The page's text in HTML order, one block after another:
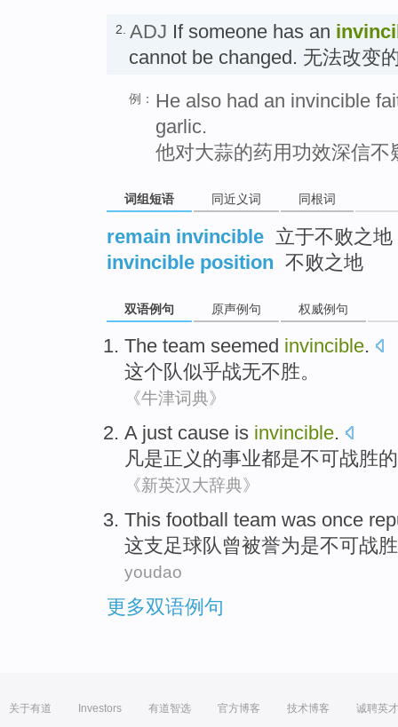
2. ADJ If someone has an
cannot be changed. 无法改变
例： He also had an invincible
garlic.
他对大蒜的药用功效深信不
词组短语 同近义词 同根词
remain invincible 立于不败之地
invincible position 不败之地
双语例句 原声例句 权威例句
The team seemed invincible.
这个 队似乎战无不胜。
《牛津词典》
A just cause is invincible.
凡是正义的事业都是不可战胜
《新英汉大辞典》
This football team was once
这支足球队 曾被誉为是不可战胜
youdao
更多双语例句
关于有道 Investors 有道智选 官方博客 技术博客 诚聘英才